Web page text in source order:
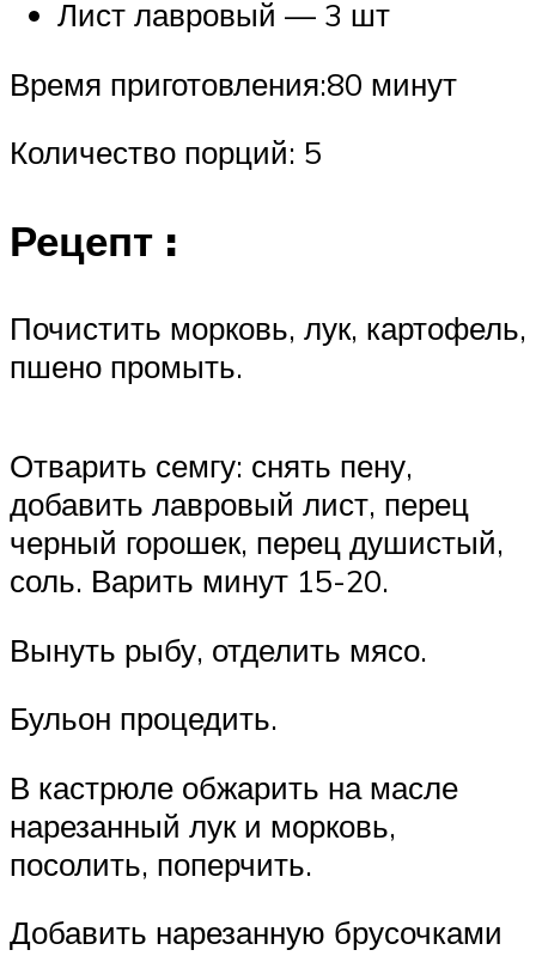
Лист лавровый — 3 шт
Время приготовления:80 минут
Количество порций: 5
Рецепт :
Почистить морковь, лук, картофель,
пшено промыть.
Отварить семгу: снять пену,
добавить лавровый лист, перец
черный горошек, перец душистый,
соль. Варить минут 15-20.
Вынуть рыбу, отделить мясо.
Бульон процедить.
В кастрюле обжарить на масле
нарезанный лук и морковь,
посолить, поперчить.
Добавить нарезанную брусочками